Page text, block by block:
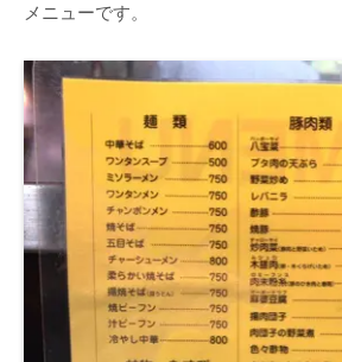
メニューです。